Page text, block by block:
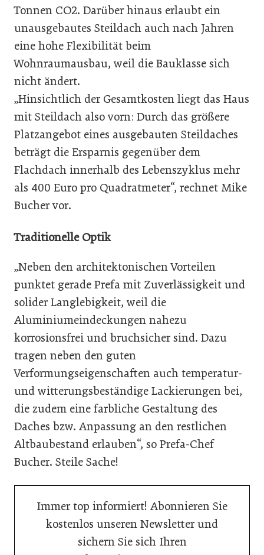
Tonnen CO2. Darüber hinaus erlaubt ein
unausgebautes Steildach auch nach Jahren
eine hohe Flexibilität beim
Wohnraumausbau, weil die Bauklasse sich
nicht ändert.
„Hinsichtlich der Gesamtkosten liegt das Haus
mit Steildach also vorn: Durch das größere
Platzangebot eines ausgebauten Steildaches
beträgt die Ersparnis gegenüber dem
Flachdach innerhalb des Lebenszyklus mehr
als 400 Euro pro Quadratmeter“, rechnet Mike
Bucher vor.
Traditionelle Optik
„Neben den architektonischen Vorteilen
punktet gerade Prefa mit Zuverlässigkeit und
solider Langlebigkeit, weil die
Aluminiumeindeckungen nahezu
korrosionsfrei und bruchsicher sind. Dazu
tragen neben den guten
Verformungseigenschaften auch temperatur-
und witterungsbeständige Lackierungen bei,
die zudem eine farbliche Gestaltung des
Daches bzw. Anpassung an den restlichen
Altbaubestand erlauben“, so Prefa-Chef
Bucher. Steile Sache!
Immer top informiert! Abonnieren Sie
kostenlos unseren Newsletter und
sichern Sie sich Ihren